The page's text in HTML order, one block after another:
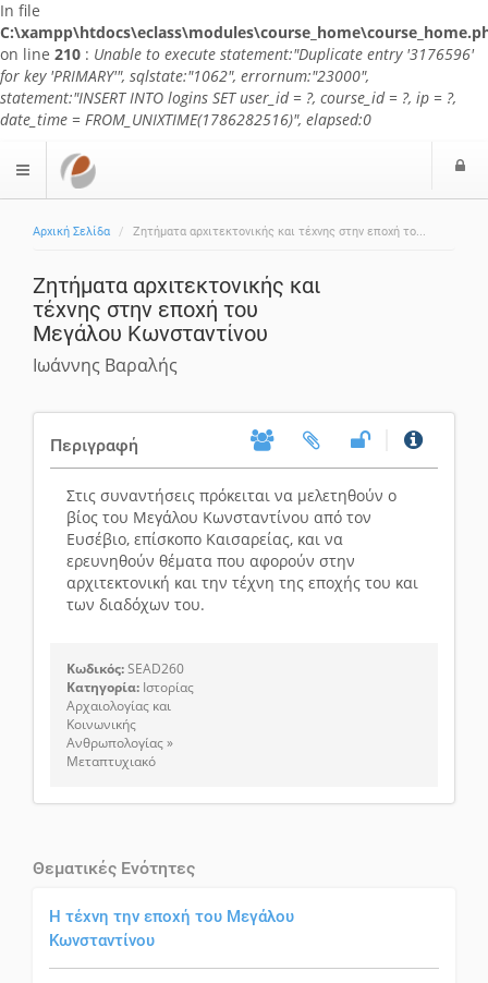
In file
on line 210 : Unable to execute statement:"Duplicate entry '3176596'
for key 'PRIMARY'", sqlstate:"1062", errornum:"23000",
statement:"INSERT INTO logins SET user_id = ?, course_id = ?, ip = ?,
date_time = FROM_UNIXTIME(1786282516)", elapsed:0
$langMenu
Αρχική Σελίδα Ζητήματα αρχιτεκτονικής και τέχνης στην εποχή το...
Ζητήματα αρχιτεκτονικής και
τέχνης στην εποχή του
Μεγάλου Κωνσταντίνου
Ιωάννης Βαραλής
Περιγραφή
Στις συναντήσεις πρόκειται να μελετηθούν ο
βίος του Μεγάλου Κωνσταντίνου από τον
Ευσέβιο, επίσκοπο Καισαρείας, και να
ερευνηθούν θέματα που αφορούν στην
αρχιτεκτονική και την τέχνη της εποχής του και
των διαδόχων του.
Κωδικός:SEAD260
Κατηγορία: Ιστορίας
Αρχαιολογίας και
Κοινωνικής
Ανθρωπολογίας »
Μεταπτυχιακό
Θεματικές Ενότητες
Η τέχνη την εποχή του Μεγάλου
Κωνσταντίνου